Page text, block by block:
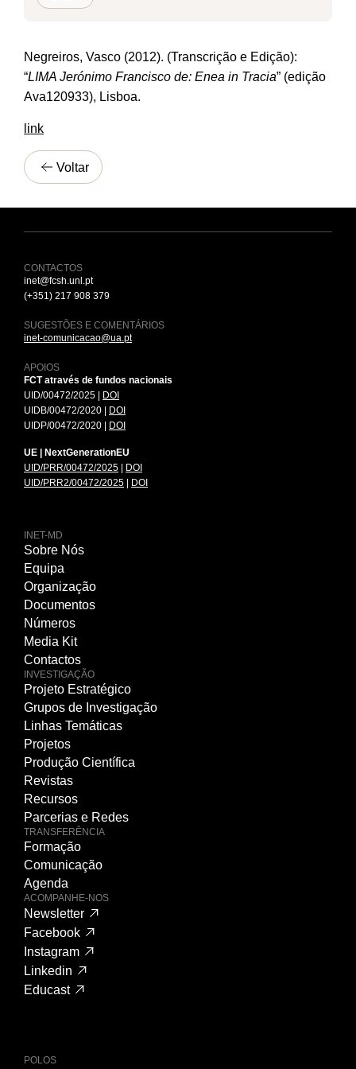
Negreiros, Vasco (2012). (Transcrição e Edição):
“LIMA Jerónimo Francisco de: Enea in Tracia” (edição
Ava120933), Lisboa.
link
Voltar
CONTACTOS
inet@fcsh.unl.pt
(+351) 217 908 379
SUGESTÕES E COMENTÁRIOS
inet-comunicacao@ua.pt
APOIOS
FCT através de fundos nacionais
UID/00472/2025 |
DOI
UIDB/00472/2020 |
DOI
UIDP/00472/2020 |
DOI
UE | NextGenerationEU
UID/PRR/00472/2025
DOI
UID/PRR2/00472/2025
DOI
INET-MD
Sobre Nós
Equipa
Organização
Documentos
Números
Media Kit
Contactos
INVESTIGAÇÃO
Projeto Estratégico
Grupos de Investigação
Linhas Temáticas
Projetos
Produção Científica
Revistas
Recursos
Parcerias e Redes
TRANSFERÊNCIA
Formação
Comunicação
Agenda
ACOMPANHE-NOS
Newsletter
Facebook
Instagram
Linkedin
Educast
POLOS